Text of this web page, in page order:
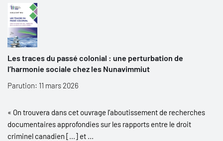
Les traces du passé colonial : une perturbation de
l’harmonie sociale chez les Nunavimmiut
Parution: 11 mars 2026
« On trouvera dans cet ouvrage l’aboutissement de recherches
documentaires approfondies sur les rapports entre le droit
criminel canadien [...] et ...